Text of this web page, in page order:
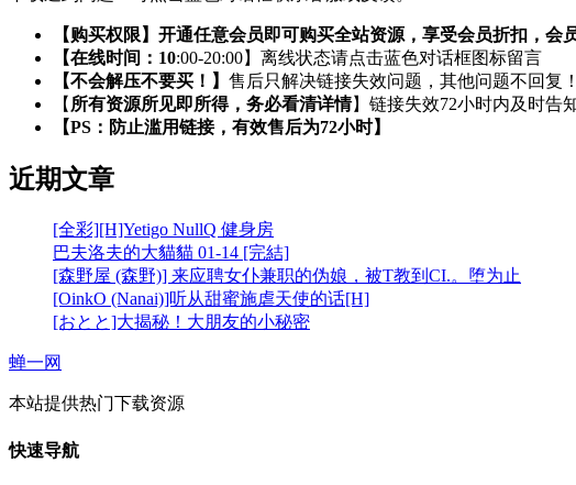
【购买权限】开通任意会员即可购买全站资源，享受会员折扣，会
【在线时间：10:00-20:00】离线状态请点击蓝色对话框图标留言
【不会解压不要买！】 售后只解决链接失效问题，其他问题不回复
【 所有资源所见即所得，务必看清详情】链接失效72小时内及时告
【PS：防止滥用链接，有效售后为72小时】
近期文章
[全彩][H]Yetigo NullQ 健身房
巴夫洛夫的大貓貓 01-14 [完結]
[森野屋 (森野)] 来应聘女仆兼职的伪娘，被T教到CI.。堕为止
[OinkO (Nanai)]听从甜蜜施虐天使的话[H]
[おとと]大揭秘！大朋友的小秘密
蝉一网
本站提供热门下载资源
快速导航